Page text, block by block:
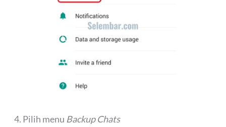
4. Pilih menu Backup Chats